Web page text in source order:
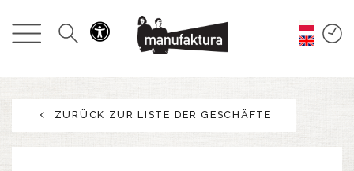
GESCHEHEN
ANGEBOTE
ZURÜCK ZUR LISTE DER GESCHÄFTE